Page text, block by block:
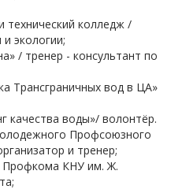
технический колледж /
экологии;
/ тренер - консультант по
Трансграничных вод в ЦА»
качества воды»/ волонтёр.
Профсоюзного
и тренер;
КНУ им. Ж.